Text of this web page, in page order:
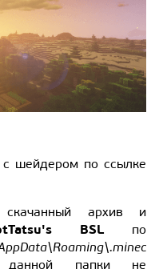
с шейдером по ссылке
скачанный архив и
BSL
по
данной папки не